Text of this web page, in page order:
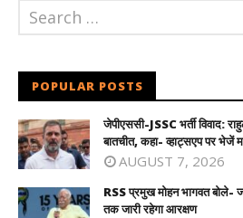
POPULAR POSTS
जेपीएससी-JSSC भर्ती विवाद:
बातचीत, कहा- व्हाट्सएप पर भेजें
AUGUST 7, 2026
RSS प्रमुख मोहन भागवत बोले-
तक जारी रहेगा आरक्षण